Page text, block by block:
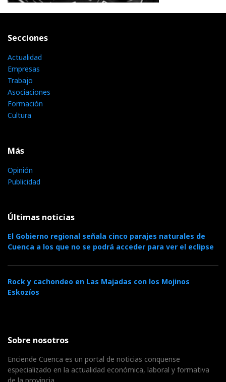
Secciones
Actualidad
Empresas
Trabajo
Asociaciones
Formación
Cultura
Más
Opinión
Publicidad
Últimas noticias
El Gobierno regional señala cinco parajes naturales de
Cuenca a los que no se podrá acceder para ver el eclipse
Rock y cachondeo en Las Majadas con los Mojinos
Eskozíos
Sobre nosotros
Enciende Cuenca es un portal de noticias conquense
especializado en la actualidad económica, laboral y formativa
de la provincia